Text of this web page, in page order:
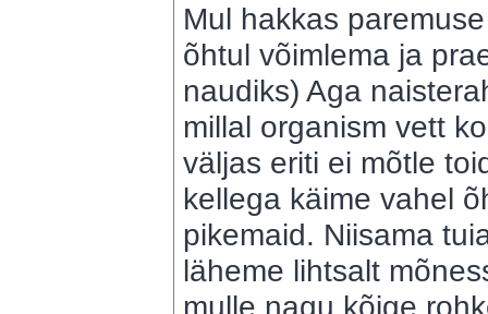
Mul hakkas
õhtul võimlema ja
naudiks) Aga
millal organism vett
väljas eriti ei mõtle
kellega käime vahel
pikemaid. Niisama
läheme lihtsalt
mulle nagu kõige